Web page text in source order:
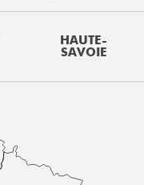
HAUTE-
SAVOIE